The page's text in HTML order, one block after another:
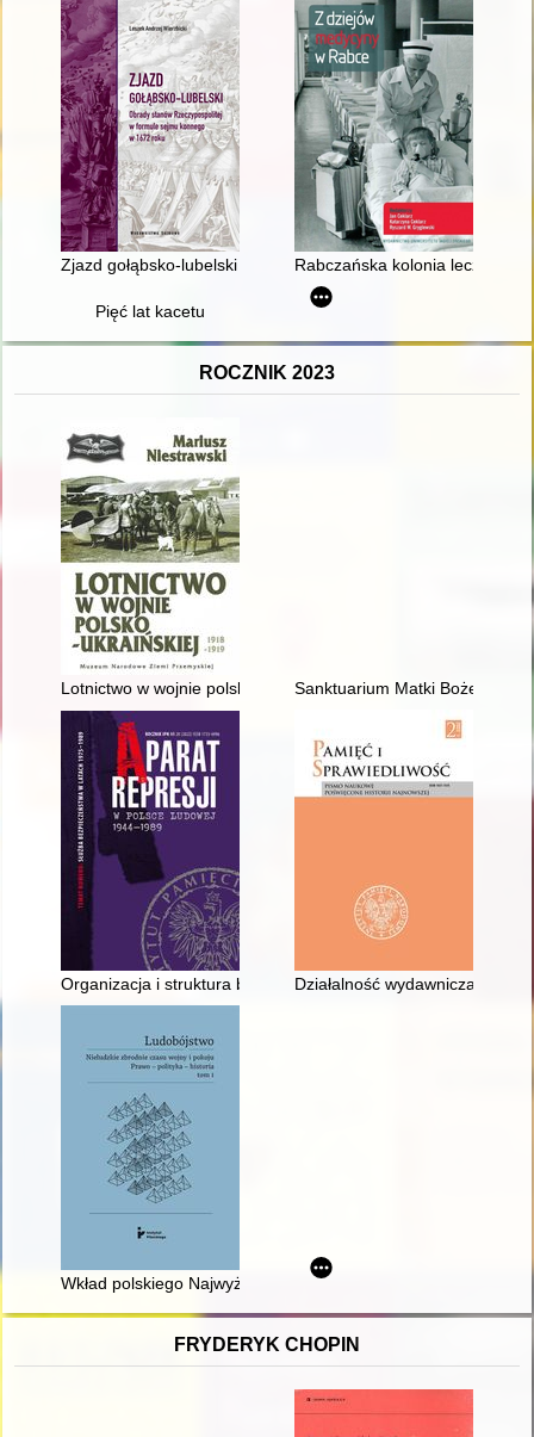
Zjazd gołąbsko-lubelski : obrady stanów Rzeczypospolitej w
Rabczańska kolonia lecznicza
Pięć lat kacetu
ROCZNIK 2023
Lotnictwo w wojnie polsko-ukraińskiej 1918-1919
Sanktuarium Matki Bożej
Organizacja i struktura biura studiów SB MSW (1982-1989) :
Działalność wydawnicza ks.
Wkład polskiego Najwyższego Trybunału Narodowego w
FRYDERYK CHOPIN